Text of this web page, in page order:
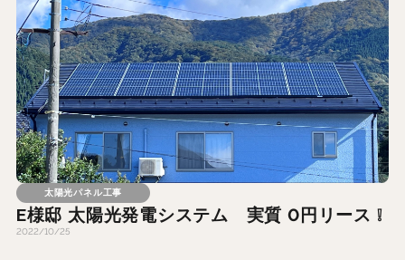
太陽光パネル工事
E様邸 太陽光発電システム 実質 0円リース ❕
2022/10/25